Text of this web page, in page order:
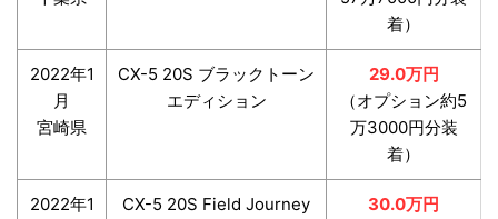
着）
2022年1
月
宮崎県
CX-5 20S ブラックトーン
エディション
29.0万円
（オプション約5
万3000円分装
着）
2022年1
CX-5 20S Field Journey
30.0万円